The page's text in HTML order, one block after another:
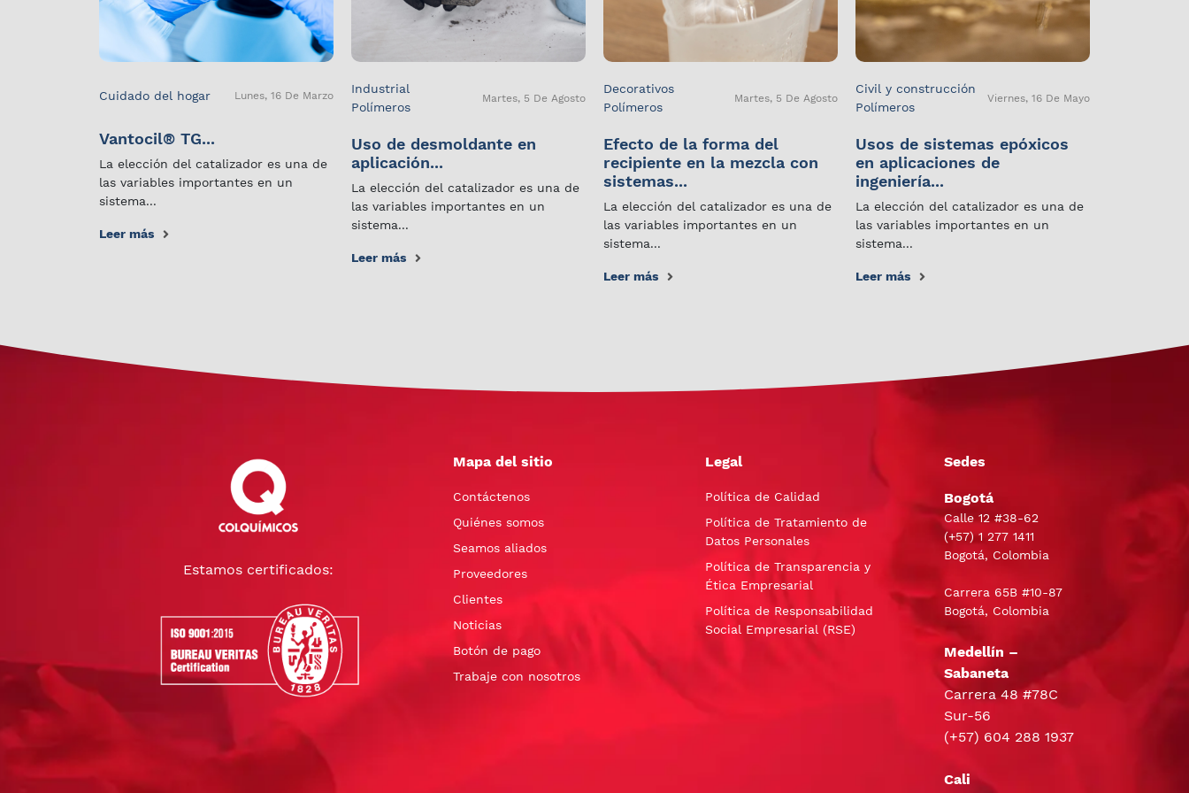
Cuidado del hogar Lunes, 16 De Marzo
Vantocil® TG...
La elección del catalizador es una de
las variables importantes en un
sistema...
Leer más
Industrial
Polímeros
Martes, 5 De Agosto
Uso de desmoldante en
aplicación...
La elección del catalizador es una de
las variables importantes en un
sistema...
Leer más
Decorativos
Polímeros
Martes, 5 De Agosto
Efecto de la forma del
recipiente en la mezcla con
sistemas...
La elección del catalizador es una de
las variables importantes en un
sistema...
Leer más
Civil y construcción
Polímeros
Viernes, 16 De Mayo
Usos de sistemas epóxicos
en aplicaciones de
ingeniería...
La elección del catalizador es una de
las variables importantes en un
sistema...
Leer más
Estamos certificados:
Mapa del sitio
Contáctenos
Quiénes somos
Seamos aliados
Proveedores
Clientes
Noticias
Botón de pago
Trabaje con nosotros
Legal
Política de Calidad
Política de Tratamiento de
Datos Personales
Política de Transparencia y
Ética Empresarial
Política de Responsabilidad
Social Empresarial (RSE)
Sedes
Bogotá
Calle 12 #38-62
(+57)1 277 1411
Bogotá, Colombia
Carrera 65B #10-87
Bogotá, Colombia
Medellín –
Sabaneta
Carrera 48 #78C
Sur-56
(+57) 604 288 1937
Cali